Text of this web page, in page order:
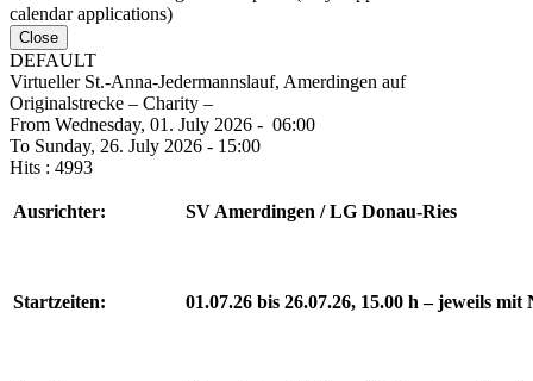
calendar applications)
Close
DEFAULT
Virtueller St.-Anna-Jedermannslauf, Amerdingen auf
Originalstrecke – Charity –
From Wednesday, 01. July 2026 - 06:00
To Sunday, 26. July 2026 - 15:00
Hits : 4993
Ausrichter: SV Amerdingen / LG Donau-Ries
Startzeiten: 01.07.26 bis 26.07.26, 15.00 h – jeweils